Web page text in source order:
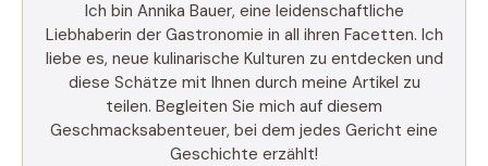
Ich bin Annika Bauer, eine leidenschaftliche
Liebhaberin der Gastronomie in all ihren Facetten. Ich
liebe es, neue kulinarische Kulturen zu entdecken und
diese Schätze mit Ihnen durch meine Artikel zu
teilen. Begleiten Sie mich auf diesem
Geschmacksabenteuer, bei dem jedes Gericht eine
Geschichte erzählt!